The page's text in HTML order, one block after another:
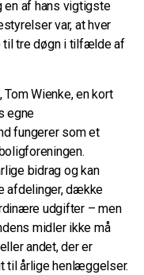
en af hans vigtigste
var, at hver
til tre døgn i tilfælde af
Wienke, en kort
egne
fungerer som et
bidrag og kan
afdelinger, dække
udgifter – men
midler ikke må
andet, der er
til årlige henlæggelser.